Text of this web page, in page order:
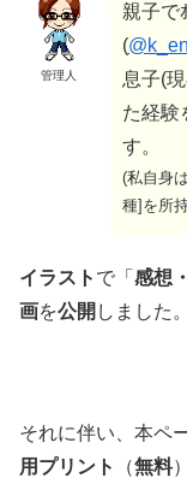
管理人
親子で
(
息子(
た経験
す。
(私自身
種]を所
イラスト で「 感想
画を公開 しました。
それに伴い、本ペ
用 プリント （無料